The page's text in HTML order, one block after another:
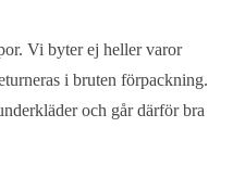
Vi byter ej heller varor
i bruten förpackning.
och går därför bra